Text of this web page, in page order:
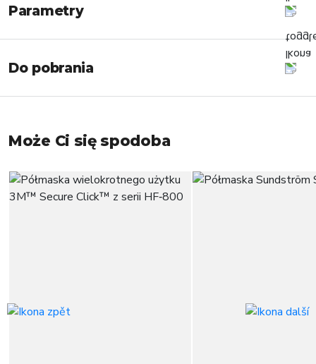
Parametry
Do pobrania
Może Ci się spodoba